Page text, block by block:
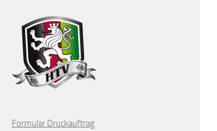
Formular Druckauftrag